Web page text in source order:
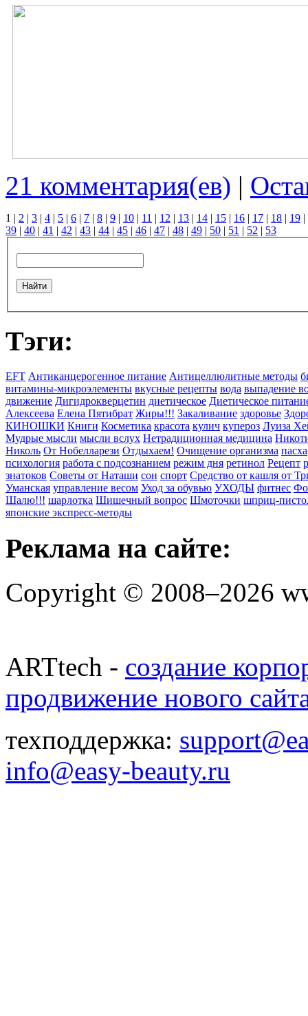
21 комментария(ев) |
1 | 2 | 3 | 4 | 5 | 6 | 7 | 8 | 9 | 10 | 11 | 12 | 13 | 14 | 15 | 16 | 17 | 18 | 19 |
39 | 40 | 41 | 42 | 43 | 44 | 45 | 46 | 47 | 48 | 49 | 50 | 51 | 52 | 53
Тэги:
EFT Антиканцерогенное питание Антицеллюлитные методы
витамины-микроэлементы вкусные рецепты вода выпадение
движение Дигидрокверцетин диетическое Диетическое
Алексеева Елена Пятибрат Жиры!!! Закаливание здоровье
КИНОШКИ Книги Косметика красота кулич купероз Луиза
Мудрые мысли мысли вслух Нетрадиционная медицина
Николь От Нобелларези Отдыхаем! Очищение организма пасха
психология работа с подсознанием режим дня ретинол Рецепт
знатоков Советы от Наташи сон спорт Средство от кашля от
Уманская управление весом Уход за обувью УХОДЫ фитнес
Шалю!!! шарлотка Шишечный вопрос Шмоточки шприц-
японские экспресс-методы
Реклама на сайте:
Copyright © 2008–2026
ARTtech - создание
продвижение нового
техподдержка:
info@easy-beauty.ru